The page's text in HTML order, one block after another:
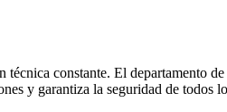
técnica constante. El departamento
y garantiza la seguridad de todos